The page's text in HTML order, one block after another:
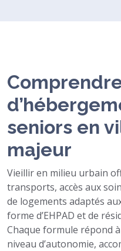
seniors en
majeur
Vieillir en milieu urbain
transports, accès aux
de logements adaptés
forme d’EHPAD et de
Chaque formule répond
niveau d’autonomie,